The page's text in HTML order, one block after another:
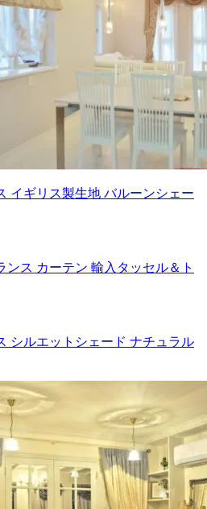
イギリス製生地 バルーンシェー
ンス カーテン 輸入タッセル＆ト
シルエットシェード ナチュラル